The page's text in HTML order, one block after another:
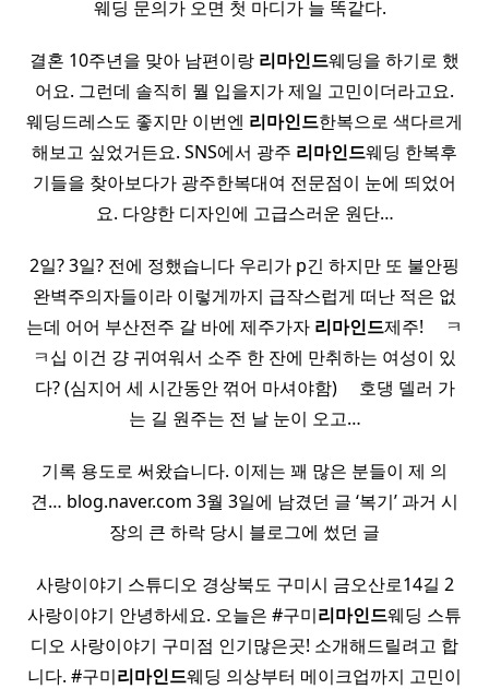
웨딩 문의가 오면 첫 마디가 늘 똑같다. ​ ​
결혼 10주년을 맞아 남편이랑 리마인드웨딩을 하기로 했
어요. 그런데 솔직히 뭘 입을지가 제일 고민이더라고요.
웨딩드레스도 좋지만 이번엔 리마인드한복으로 색다르게
해보고 싶었거든요. SNS에서 광주 리마인드웨딩 한복후
기들을 찾아보다가 광주한복대여 전문점이 눈에 띄었어
요. 다양한 디자인에 고급스러운 원단…
2일? 3일? 전에 정했습니다 우리가 p긴 하지만 또 불안핑
완벽주의자들이라 이렇게까지 급작스럽게 떠난 적은 없
는데 어어 부산전주 갈 바에 제주가자 리마인드제주! ​ ​ ​ ​ ㅋ
ㅋ십 이건 걍 귀여워서 소주 한 잔에 만취하는 여성이 있
다? (심지어 세 시간동안 꺾어 마셔야함) ​ ​ ​ ​ 호댕 델러 가
는 길 원주는 전 날 눈이 오고…
기록 용도로 써왔습니다. 이제는 꽤 많은 분들이 제 의
견… blog.naver.com 3월 3일에 남겼던 글 ‘복기’ 과거 시
장의 큰 하락 당시 블로그에 썼던 글
사랑이야기 스튜디오 경상북도 구미시 금오산로14길 2
사랑이야기 안녕하세요. 오늘은 #구미리마인드웨딩 스튜
디오 사랑이야기 구미점 인기많은곳! 소개해드릴려고 합
니다. #구미리마인드웨딩 의상부터 메이크업까지 고민이